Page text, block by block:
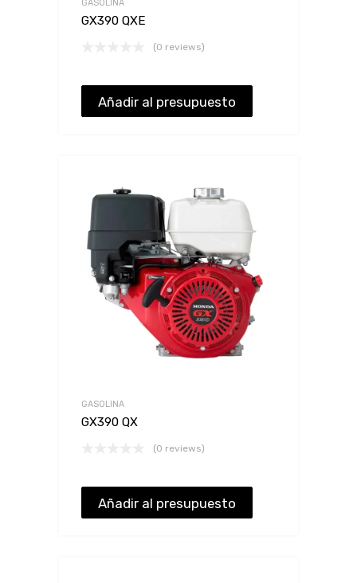
GASOLINA
GX390 QXE
(0 reviews)
Añadir al presupuesto
GASOLINA
GX390 QX
(0 reviews)
Añadir al presupuesto